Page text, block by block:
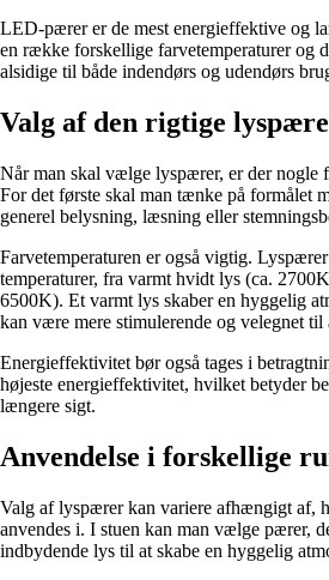
LED-pærer er de mest energieffektive og
en række forskellige farvetemperaturer og
alsidige til både indendørs og udendørs
Valg af den rigtige lyspære
Når man skal vælge lyspærer, er der nogle
For det første skal man tænke på formålet
generel belysning, læsning eller
Farvetemperaturen er også vigtig.
temperaturer, fra varmt hvidt lys (ca.
6500K). Et varmt lys skaber en hyggelig
kan være mere stimulerende og velegnet til
Energieffektivitet bør også tages i
højeste energieffektivitet, hvilket betyder
længere sigt.
Anvendelse i forskellige
Valg af lyspærer kan variere afhængigt af,
anvendes i. I stuen kan man vælge pærer,
indbydende lys til at skabe en hyggelig